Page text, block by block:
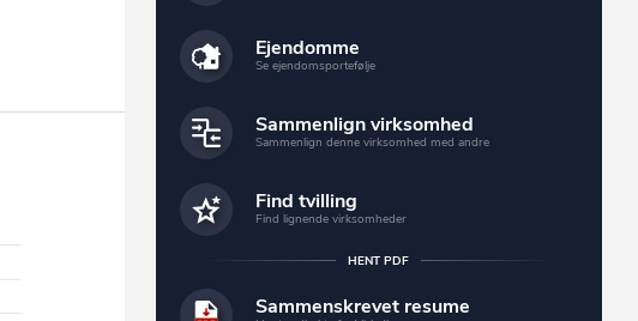
Ejendomme
Se ejendomsportefølje
Sammenlign virksomhed
Sammenlign denne virksomhed med andre
Find tvilling
Find lignende virksomheder
HENT PDF
Sammenskrevet resume